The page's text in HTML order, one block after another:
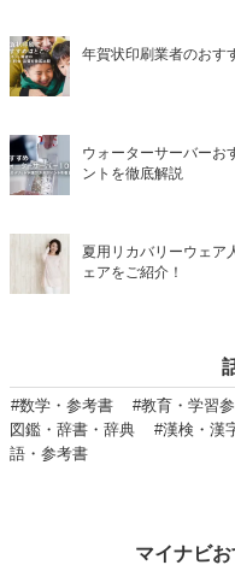
年賀状印刷業者のおす
ウォーターサーバーお
ントを徹底解説
夏用リカバリーウェア
ェアをご紹介！
#数学・参考書 #教育・学習
図鑑・辞書・辞典
#漢検・漢
語・参考書
マイナビ